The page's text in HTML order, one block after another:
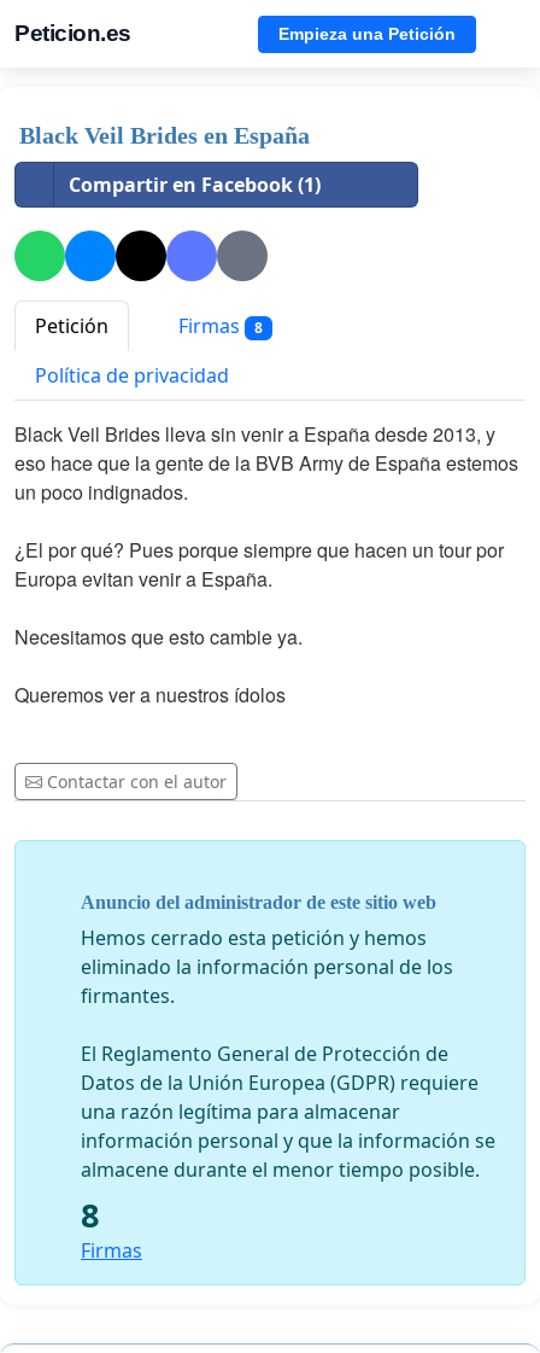
Peticion.es Empieza una Petición
Black Veil Brides en España
Compartir en Facebook (1)
Petición Firmas 8
Política de privacidad
Black Veil Brides lleva sin venir a España desde 2013, y
eso hace que la gente de la BVB Army de España estemos
un poco indignados.
¿El por qué? Pues porque siempre que hacen un tour por
Europa evitan venir a España.
Necesitamos que esto cambie ya.
Queremos ver a nuestros ídolos
Contactar con el autor
Anuncio del administrador de este sitio web
Hemos cerrado esta petición y hemos
eliminado la información personal de los
firmantes.
El Reglamento General de Protección de
Datos de la Unión Europea (GDPR) requiere
una razón legítima para almacenar
información personal y que la información se
almacene durante el menor tiempo posible.
8
Firmas